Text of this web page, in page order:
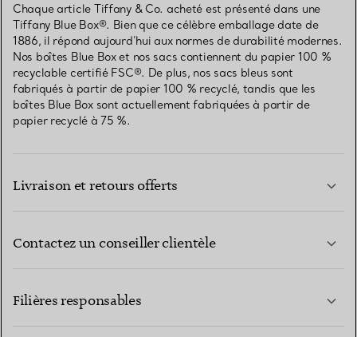
Chaque article Tiffany & Co. acheté est présenté dans une
Tiffany Blue Box®. Bien que ce célèbre emballage date de
1886, il répond aujourd’hui aux normes de durabilité modernes.
Nos boîtes Blue Box et nos sacs contiennent du papier 100 %
recyclable certifié FSC®. De plus, nos sacs bleus sont
fabriqués à partir de papier 100 % recyclé, tandis que les
boîtes Blue Box sont actuellement fabriquées à partir de
papier recyclé à 75 %.
Livraison et retours offerts
Contactez un conseiller clientèle
Filières responsables